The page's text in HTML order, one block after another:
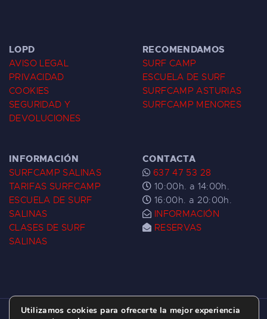
LOPD
AVISO LEGAL
PRIVACIDAD
COOKIES
SEGURIDAD Y
DEVOLUCIONES
RECOMENDAMOS
SURF CAMP
ESCUELA DE SURF
SURFCAMP ASTURIAS
SURFCAMP MENORES
INFORMACIÓN
SURFCAMP SALINAS
TARIFAS SURFCAMP
ESCUELA DE SURF
SALINAS
CLASES DE SURF
SALINAS
CONTACTA
637 47 53 28
10:00h. a 14:00h.
16:00h. a 20:00h.
INFORMACIÓN
RESERVAS
Utilizamos cookies para ofrecerte la mejor experiencia